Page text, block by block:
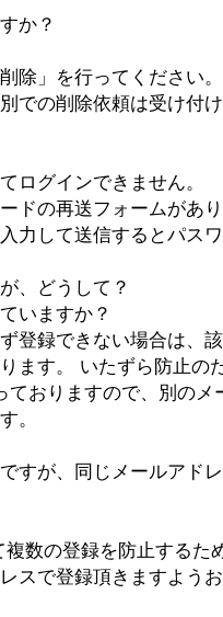
か？
除」を行ってください。
での削除依頼は受け付
ログインできません。
ドの再送フォームがあ
力して送信するとパス
、どうして？
いますか？
登録できない場合は、
ます。 いたずら防止の
ておりますので、別のメ
。
すが、同じメールアド
数の登録を防止するた
スで登録頂きますよう